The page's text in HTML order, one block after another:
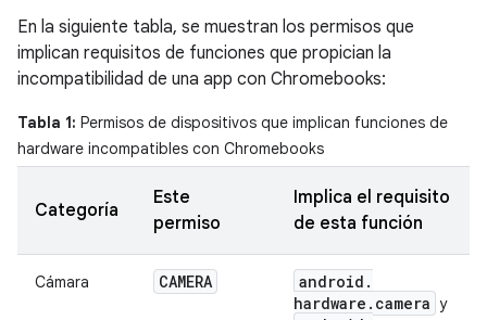
En la siguiente tabla, se muestran los permisos que
implican requisitos de funciones que propician la
incompatibilidad de una app con Chromebooks:
Tabla 1: Permisos de dispositivos que implican funciones de
hardware incompatibles con Chromebooks
Categoría
Este
permiso
Implica el requisito
de esta función
Cámara CAMERA android .
hardware . camera y